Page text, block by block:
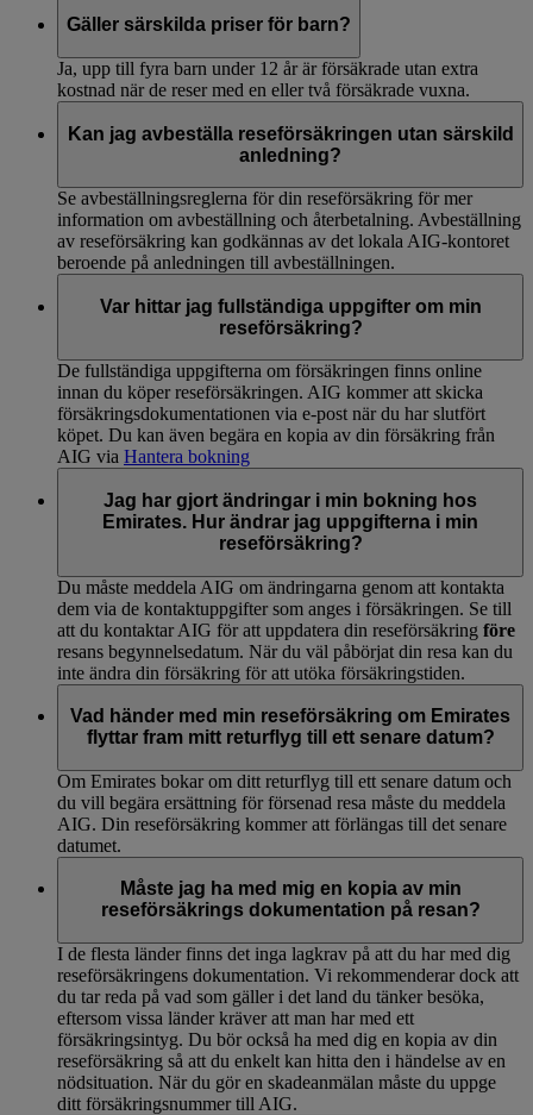
Gäller särskilda priser för barn?
Ja, upp till fyra barn under 12 år är försäkrade utan extra
kostnad när de reser med en eller två försäkrade vuxna.
Kan jag avbeställa reseförsäkringen utan särskild
anledning?
Se avbeställningsreglerna för din reseförsäkring för mer
information om avbeställning och återbetalning. Avbeställning
av reseförsäkring kan godkännas av det lokala AIG-kontoret
beroende på anledningen till avbeställningen.
Var hittar jag fullständiga uppgifter om min
reseförsäkring?
De fullständiga uppgifterna om försäkringen finns online
innan du köper reseförsäkringen. AIG kommer att skicka
försäkringsdokumentationen via e-post när du har slutfört
köpet. Du kan även begära en kopia av din försäkring från
AIG via Hantera bokning
Jag har gjort ändringar i min bokning hos
Emirates. Hur ändrar jag uppgifterna i min
reseförsäkring?
Du måste meddela AIG om ändringarna genom att kontakta
dem via de kontaktuppgifter som anges i försäkringen. Se till
att du kontaktar AIG för att uppdatera din reseförsäkring före
resans begynnelsedatum. När du väl påbörjat din resa kan du
inte ändra din försäkring för att utöka försäkringstiden.
Vad händer med min reseförsäkring om Emirates
flyttar fram mitt returflyg till ett senare datum?
Om Emirates bokar om ditt returflyg till ett senare datum och
du vill begära ersättning för försenad resa måste du meddela
AIG. Din reseförsäkring kommer att förlängas till det senare
datumet.
Måste jag ha med mig en kopia av min
reseförsäkrings dokumentation på resan?
I de flesta länder finns det inga lagkrav på att du har med dig
reseförsäkringens dokumentation. Vi rekommenderar dock att
du tar reda på vad som gäller i det land du tänker besöka,
eftersom vissa länder kräver att man har med ett
försäkringsintyg. Du bör också ha med dig en kopia av din
reseförsäkring så att du enkelt kan hitta den i händelse av en
nödsituation. När du gör en skadeanmälan måste du uppge
ditt försäkringsnummer till AIG.